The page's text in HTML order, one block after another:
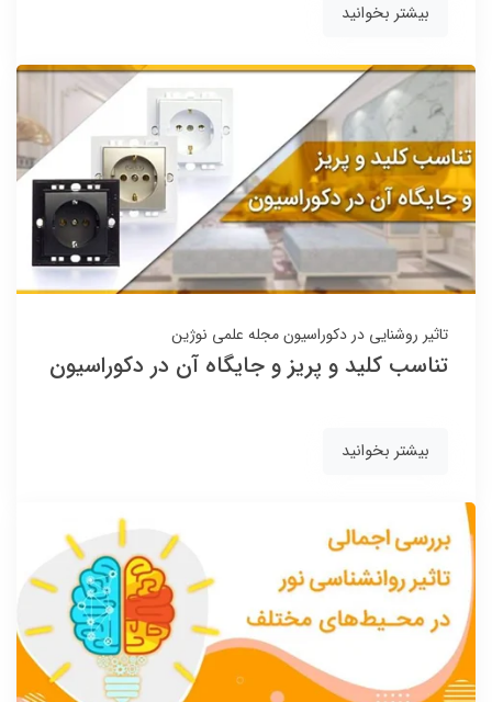
بیشتر بخوانید
تاثیر روشنایی در دکوراسیونمجله علمی نوژین
تناسب کلید و پریز و جایگاه آن در دکوراسیون
بیشتر بخوانید